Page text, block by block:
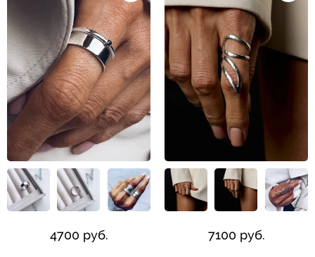
4700 руб. 7100 руб.